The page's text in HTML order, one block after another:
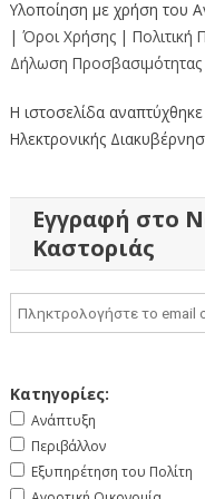
Υλοποίηση με χρήση του
| Όροι Χρήσης |
Δήλωση Προσβασιμότητας
Η ιστοσελίδα
Ηλεκτρονικής
Εγγραφή στο
Καστοριάς
Κατηγορίες:
Ανάπτυξη
Περιβάλλον
Εξυπηρέτηση του Πολίτη